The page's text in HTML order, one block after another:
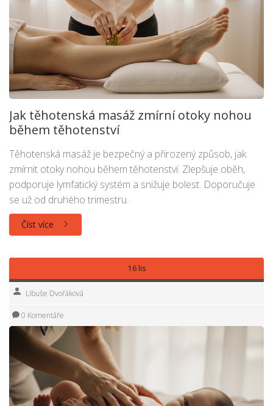
Jak těhotenská masáž zmírní otoky nohou
během těhotenství
Těhotenská masáž je bezpečný a přirozený způsob, jak
zmírnit otoky nohou během těhotenství. Zlepšuje oběh,
podporuje lymfatický systém a snižuje bolest. Doporučuje
se už od druhého trimestru.
Číst více
16 lis
Libuše Dvořáková
0 Komentáře